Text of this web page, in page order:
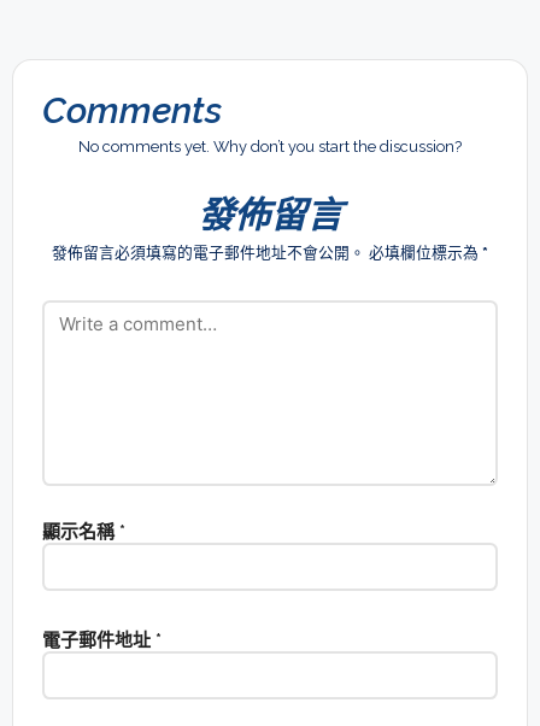
Comments
No comments yet. Why don’t you start the discussion?
發佈留言
發佈留言必須填寫的電子郵件地址不會公開。 必填欄位標示為 *
顯示名稱 *
電子郵件地址 *